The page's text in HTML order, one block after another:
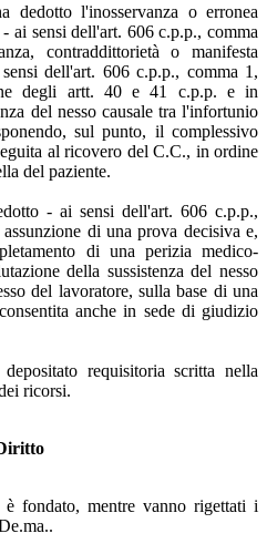
l'inosservanza o erronea
ai sensi dell'art. 606 c.p.p., comma
contraddittorietà o manifesta
dell'art. 606 c.p.p., comma 1,
degli artt. 40 e 41 c.p.p. e in
del nesso causale tra l'infortunio
sul punto, il complessivo
al ricovero del C.C., in ordine
del paziente.
- ai sensi dell'art. 606 c.p.p.,
di una prova decisiva e,
di una perizia medico-
della sussistenza del nesso
del lavoratore, sulla base di una
anche in sede di giudizio
requisitoria scritta nella
ricorsi.
fondato, mentre vanno rigettati i